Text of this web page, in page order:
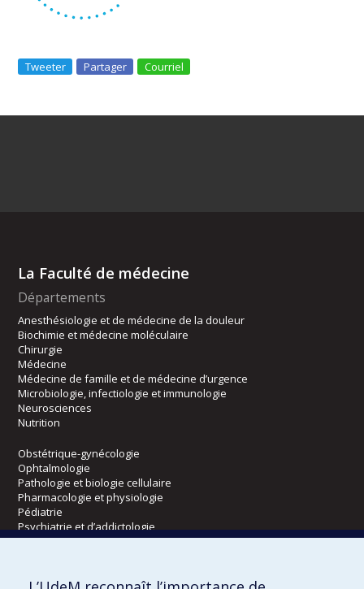
Tweeter Partager Courriel
La Faculté de médecine
Départements
Anesthésiologie et de médecine de la douleur
Biochimie et médecine moléculaire
Chirurgie
Médecine
Médecine de famille et de médecine d’urgence
Microbiologie, infectiologie et immunologie
Neurosciences
Nutrition
Obstétrique-gynécologie
Ophtalmologie
Pathologie et biologie cellulaire
Pharmacologie et physiologie
Pédiatrie
Psychiatrie et d’addictologie
Radiologie, radio-oncologie et médecine nucléaire